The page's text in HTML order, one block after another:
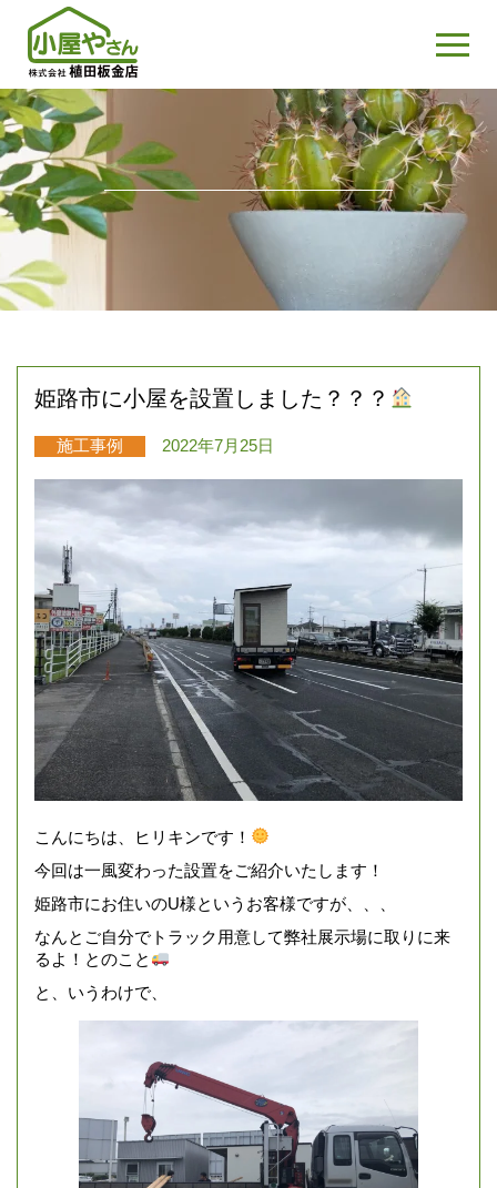
姫路市に小屋を設置しました？？？
施工事例 2022年7月25日
こんにちは、ヒリキンです！
今回は一風変わった設置をご紹介いたします！
姫路市にお住いのU様というお客様ですが、、、
なんとご自分でトラック用意して弊社展示場に取りに来
るよ！とのこと
と、いうわけで、